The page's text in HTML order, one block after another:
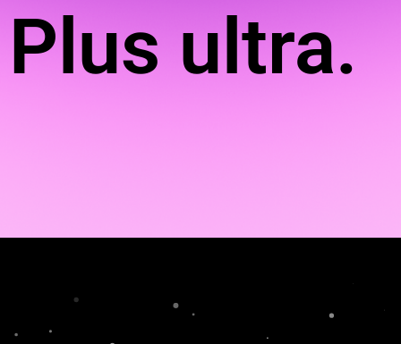
Plus ultra.